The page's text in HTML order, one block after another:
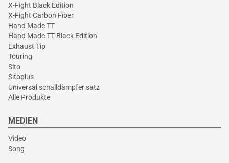
X-Fight Black Edition
X-Fight Carbon Fiber
Hand Made TT
Hand Made TT Black Edition
Exhaust Tip
Touring
Sito
Sitoplus
Universal schalldämpfer satz
Alle Produkte
MEDIEN
Video
Song